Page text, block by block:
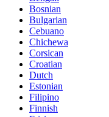
Bosnian
Bulgarian
Cebuano
Chichewa
Corsican
Croatian
Dutch
Estonian
Filipino
Finnish